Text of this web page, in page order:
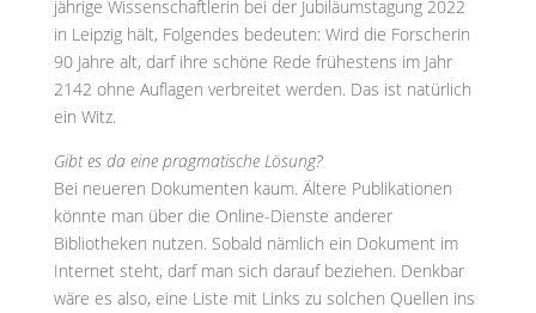
jährige Wissenschaftlerin bei der Jubiläumstagung 2022
in Leipzig hält, Folgendes bedeuten: Wird die Forscherin
90 Jahre alt, darf ihre schöne Rede frühestens im Jahr
2142 ohne Auflagen verbreitet werden. Das ist natürlich
ein Witz.
Gibt es da eine pragmatische Lösung?
Bei neueren Dokumenten kaum. Ältere Publikationen
könnte man über die Online-Dienste anderer
Bibliotheken nutzen. Sobald nämlich ein Dokument im
Internet steht, darf man sich darauf beziehen. Denkbar
wäre es also, eine Liste mit Links zu solchen Quellen ins